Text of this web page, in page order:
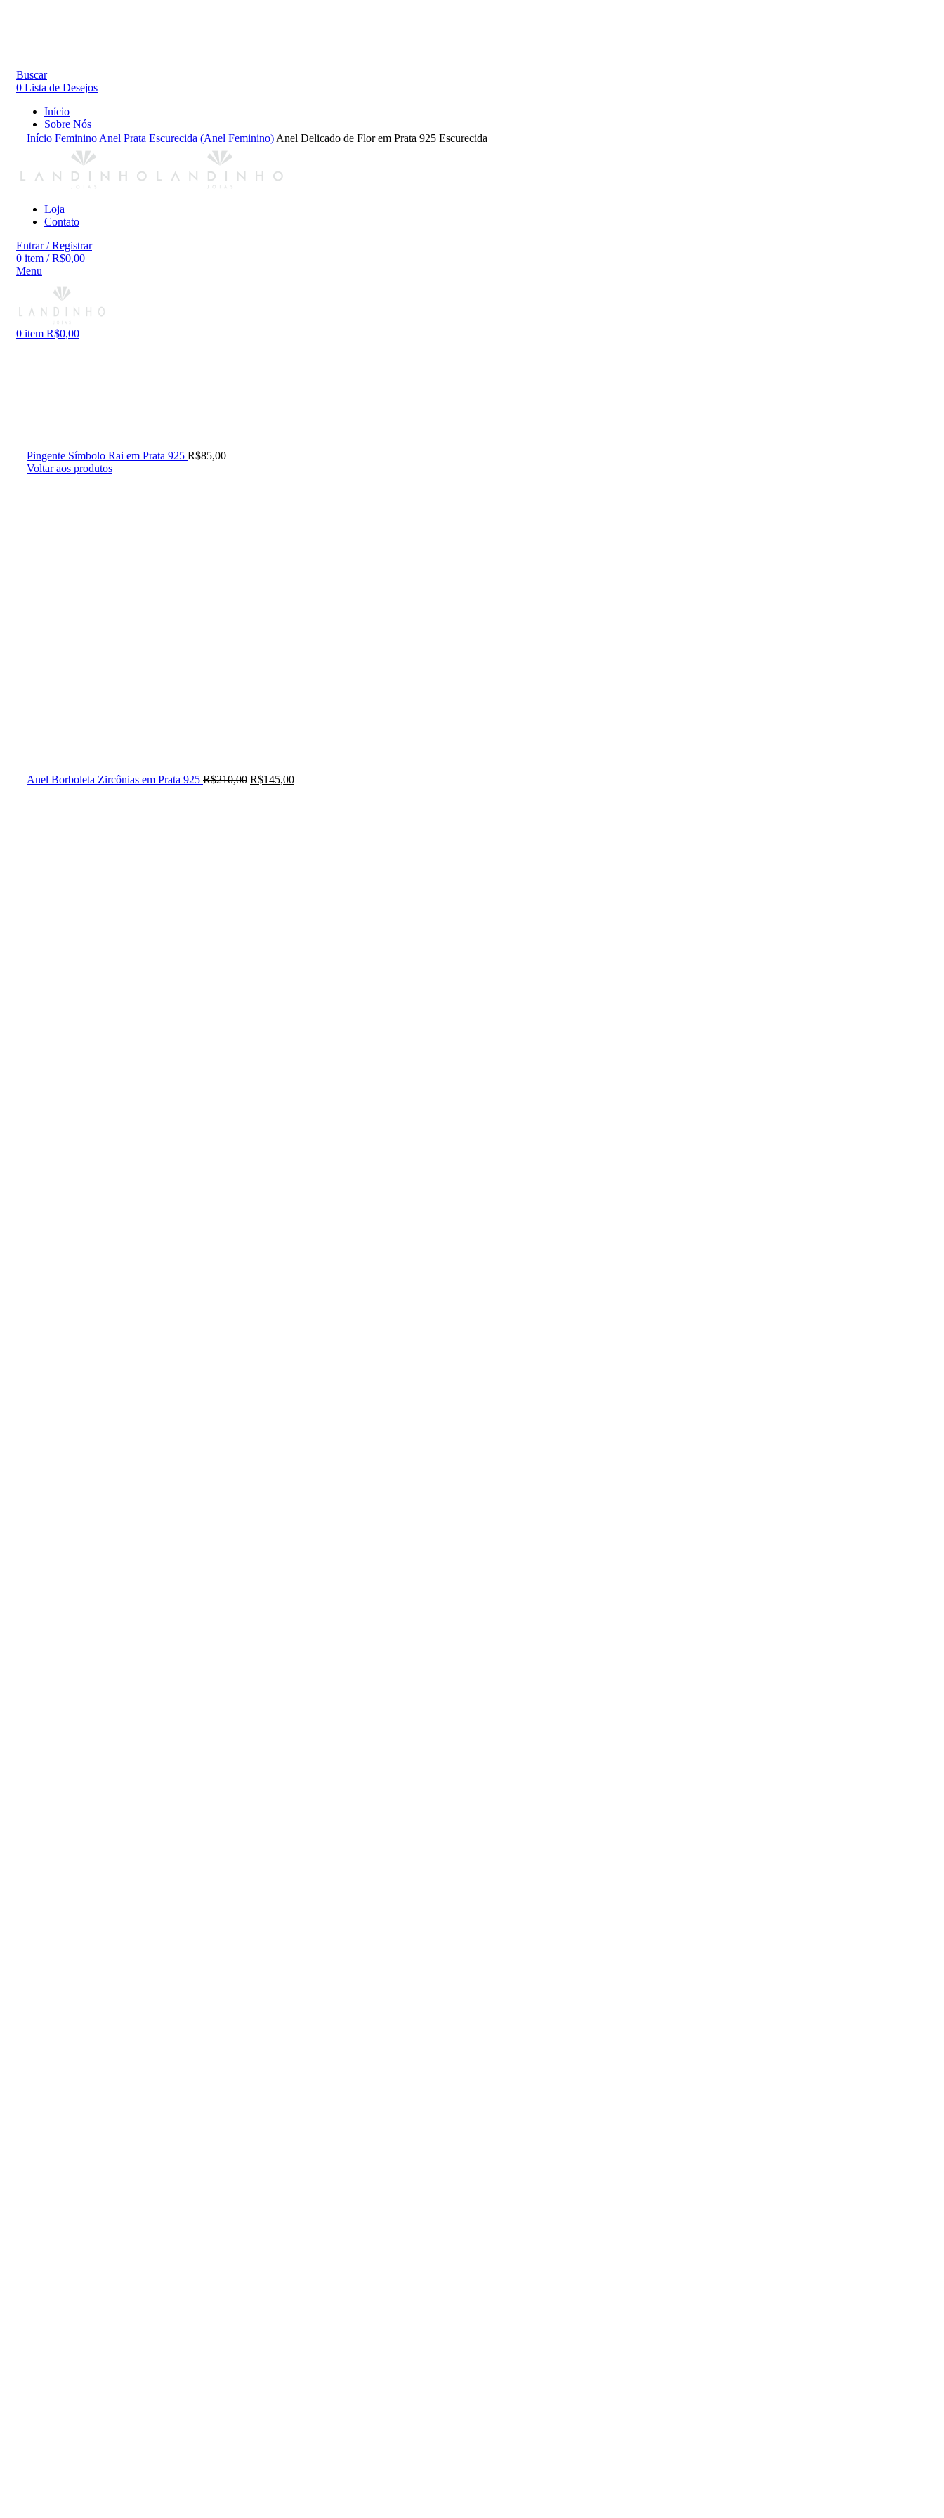
Buscar
0 Lista de Desejos
Início
Sobre Nós
Loja
Contato
Entrar / Registrar
0 item / R$0,00
Menu
0 item R$0,00
Início Feminino Anel Prata Escurecida (Anel Feminino) Anel Delicado de Flor em Prata 925 Escurecida
Pingente Símbolo Rai em Prata 925 R$85,00
Voltar aos produtos
Anel Borboleta Zircônias em Prata 925 R$210,00 R$145,00